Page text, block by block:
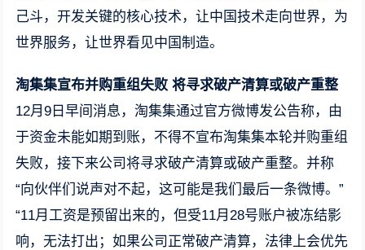
己斗，开发关键的核心技术，让中国技术走向世界，为
世界服务，让世界看见中国制造。
淘集集宣布并购重组失败 将寻求破产清算或破产重整
12月9日早间消息，淘集集通过官方微博发公告称，由
于资金未能如期到账，不得不宣布淘集集本轮并购重组
失败，接下来公司将寻求破产清算或破产重整。并称
“向伙伴们说声对不起，这可能是我们最后一条微博。”
“11月工资是预留出来的，但受11月28号账户被冻结影
响，无法打出；如果公司正常破产清算，法律上会优先